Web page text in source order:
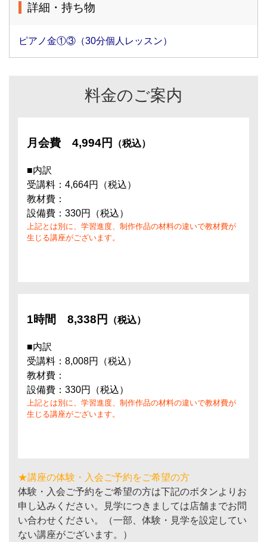
詳細・持ち物
ピアノ金①③（30分個人レッスン）
料金のご案内
月会費 4,994円 （税込）
■内訳
受講料：4,664円（税込）
教材費：
設備費：330円（税込）
上記とは別に、学習進度、制作作品の材料の違いで教材費が
生じる講座がございます。
1時間 8,338円 （税込）
■内訳
受講料：8,008円（税込）
教材費：
設備費：330円（税込）
上記とは別に、学習進度、制作作品の材料の違いで教材費が
生じる講座がございます。
★講座の体験・入会ご予約をご希望の方
体験・入会ご予約をご希望の方は下記のボタンよりお
申し込みください。見学につきましては店舗までお問
い合わせください。（一部、体験・見学を設定してい
ない講座がございます。）